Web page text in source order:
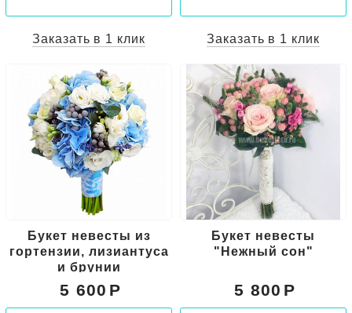
Заказать в 1 клик Заказать в 1 клик
Букет невесты из
гортензии, лизиантуса
и брунии
5 600
Букет невесты
"Нежный сон"
5 800